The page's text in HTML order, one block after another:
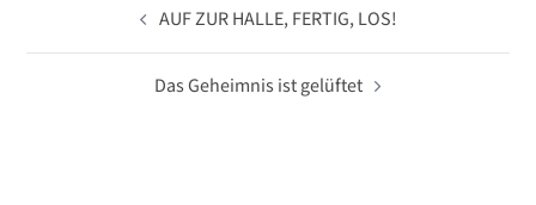
AUF ZUR HALLE, FERTIG, LOS!
Das Geheimnis ist gelüftet